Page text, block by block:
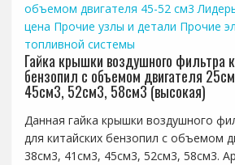
объемом двигателя 45-52 см3
цена Прочие узлы и детали Прочие
топливной системы
Гайка крышки воздушного фильтра
бензопил с объемом двигателя
45см3, 52см3, 58см3 (высокая)
Данная гайка крышки воздушного
для китайских бензопил с объемом
38см3, 41см3, 45см3, 52см3, 58см3.